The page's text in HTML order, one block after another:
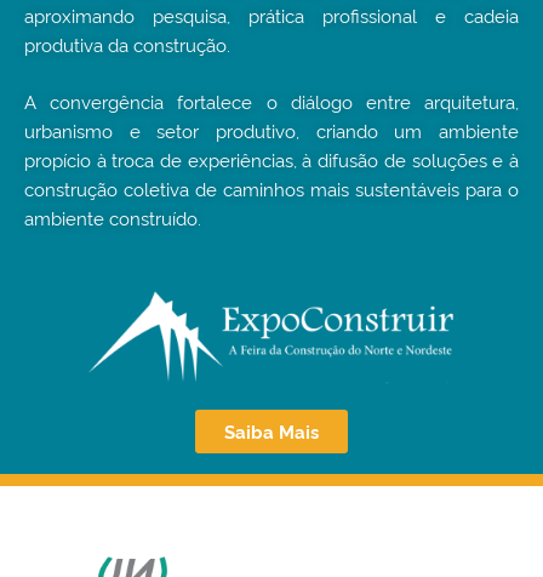
aproximando pesquisa, prática profissional e cadeia
produtiva da construção.
A convergência fortalece o diálogo entre arquitetura,
urbanismo e setor produtivo, criando um ambiente
propício à troca de experiências, à difusão de soluções e à
construção coletiva de caminhos mais sustentáveis para o
ambiente construído.
Saiba Mais